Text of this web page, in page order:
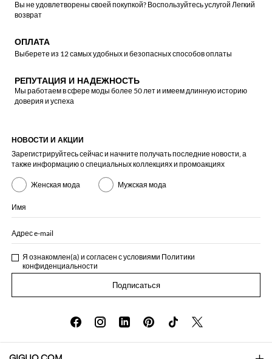
Вы не удовлетворены своей покупкой? Воспользуйтесь услугой Легкий
возврат
ОПЛАТА
Выберете из 12 самых удобных и безопасных способов оплаты
РЕПУТАЦИЯ И НАДЕЖНОСТЬ
Мы работаем в сфере моды более 50 лет и имеем длинную историю
доверия и успеха
НОВОСТИ И АКЦИИ
Зарегистрируйтесь сейчас и начните получать последние новости, а
также информацию о специальных коллекциях и промоакциях
Женская мода Мужская мода
Имя
Адрес e-mail
Я ознакомлен(а) и согласен с условиями Политики
конфиденциальности
Подписаться